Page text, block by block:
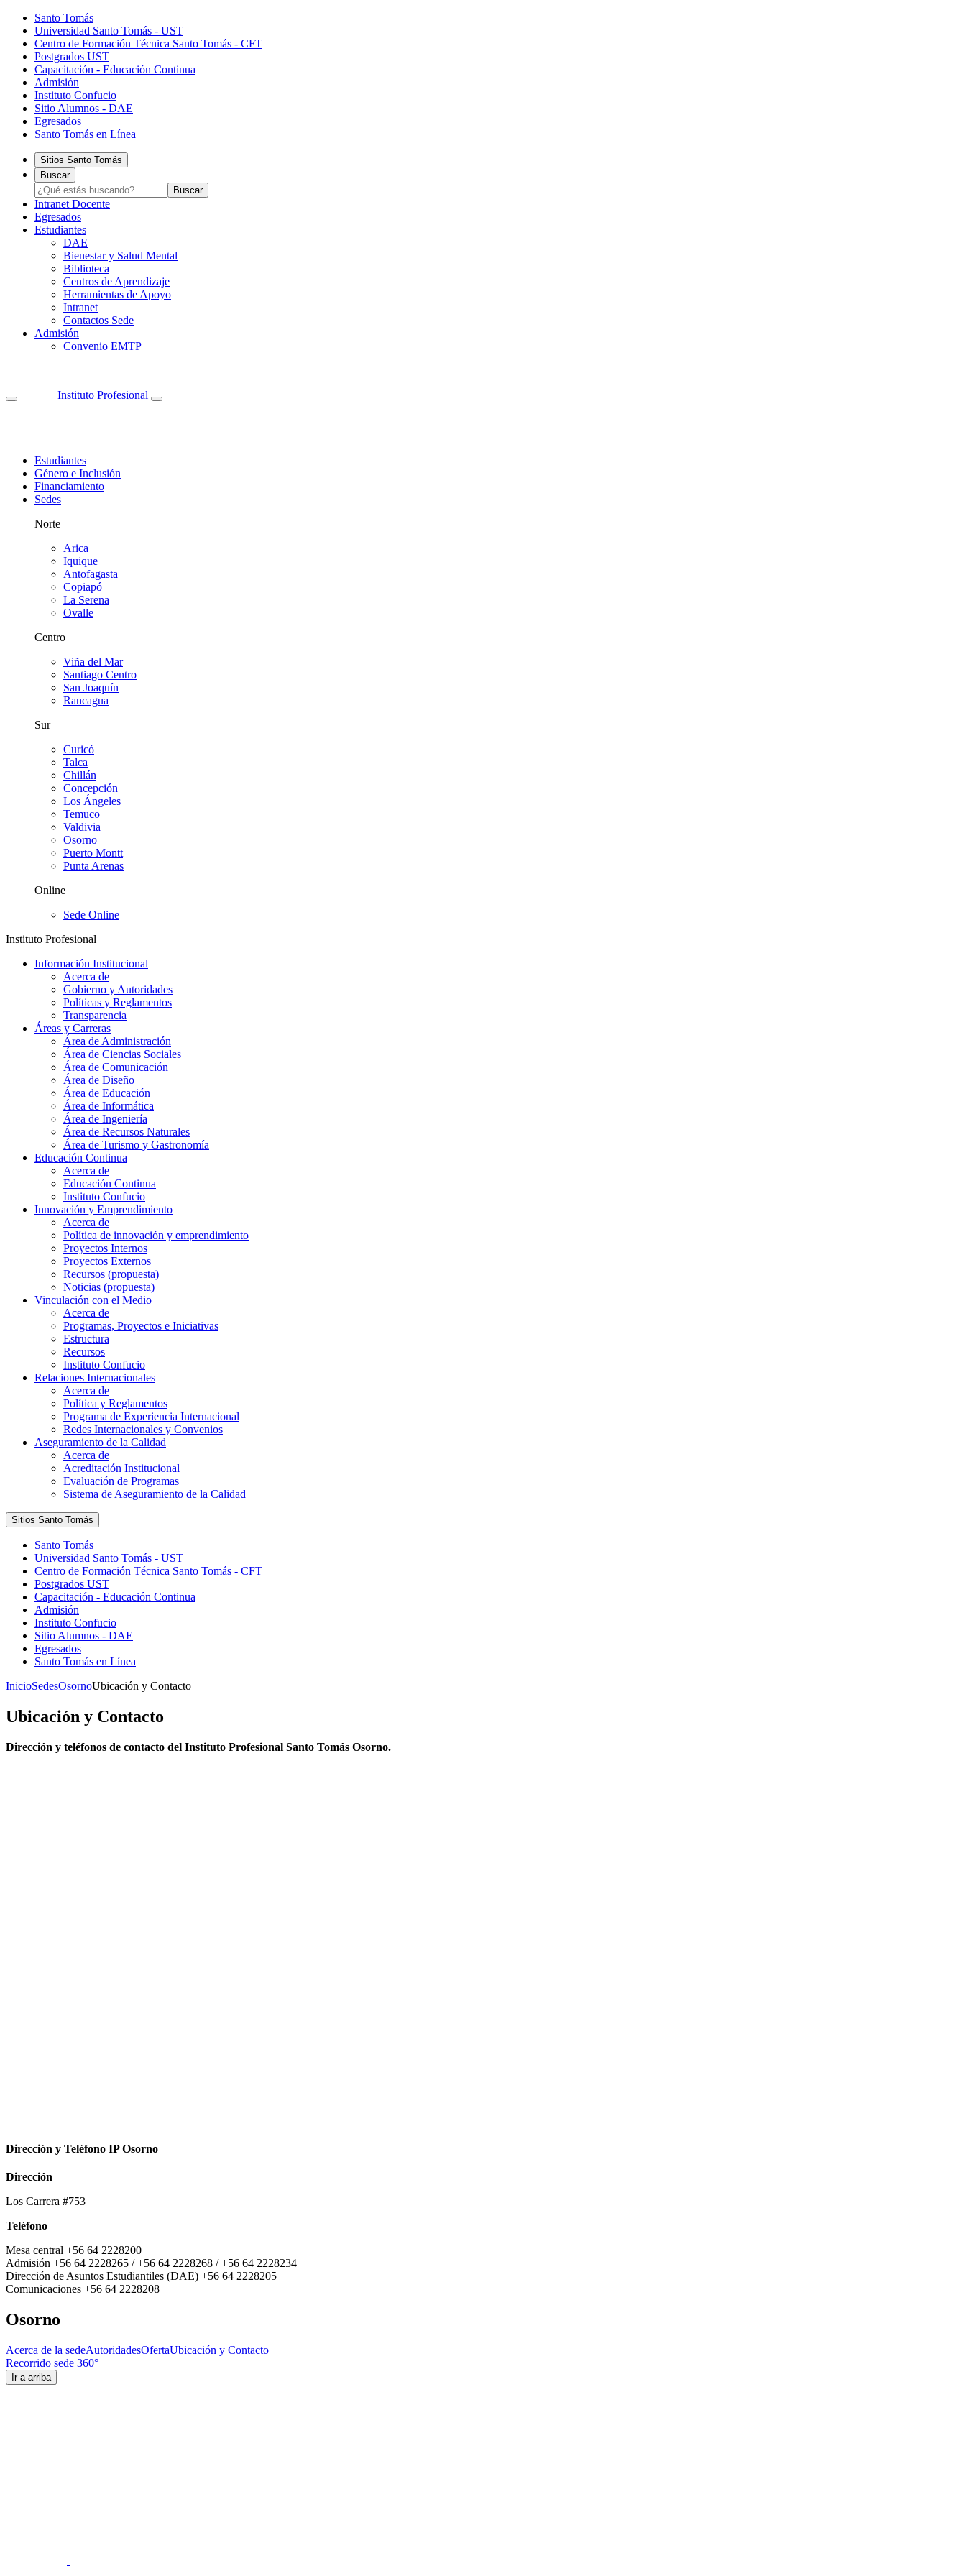
Santo Tomás
Universidad Santo Tomás - UST
Centro de Formación Técnica Santo Tomás - CFT
Postgrados UST
Capacitación - Educación Continua
Admisión
Instituto Confucio
Sitio Alumnos - DAE
Egresados
Santo Tomás en Línea
Sitios Santo Tomás
Buscar
Intranet Docente
Egresados
Estudiantes
DAE
Bienestar y Salud Mental
Biblioteca
Centros de Aprendizaje
Herramientas de Apoyo​
Intranet
Contactos Sede
Admisión
Convenio EMTP
Instituto Profesional
Estudiantes
Género e Inclusión
Financiamiento
Sedes
Norte
Arica
Iquique
Antofagasta
Copiapó
La Serena
Ovalle
Centro
Viña del Mar
Santiago Centro
San Joaquín
Rancagua
Sur
Curicó
Talca
Chillán
Concepción
Los Ángeles
Temuco
Valdivia
Osorno
Puerto Montt
Punta Arenas
Online
Sede Online
Instituto Profesional
Información Institucional
Acerca de
Gobierno y Autoridades​
Políticas y Reglamentos​
Transparencia
Áreas y Carreras
Área de Administración
Área de Ciencias Sociales
Área de Comunicación
Área de Diseño
Área de Educación
Área de Informática
Área de Ingeniería
Área de Recursos Naturales
Área de Turismo y Gastronomía
Educación Continua
Acerca de
Educación Continua
Instituto Confucio
Innovación y Emprendimiento
Acerca de
Política de innovación y emprendimiento
Proyectos Internos
Proyectos Externos
Recursos (propuesta)
Noticias (propuesta)
Vinculación con el Medio
Acerca de
Programas, Proyectos e Iniciativas
Estructura
Recursos
Instituto Confucio
Relaciones Internacionales
Acerca de
Política y Reglamentos
Programa de Experiencia Internacional
Redes Internacionales y Convenios
Aseguramiento de la Calidad
Acerca de
Acreditación Institucional
Evaluación de Programas
Sistema de Aseguramiento de la Calidad
Sitios Santo Tomás
Santo Tomás
Universidad Santo Tomás - UST
Centro de Formación Técnica Santo Tomás - CFT
Postgrados UST
Capacitación - Educación Continua
Admisión
Instituto Confucio
Sitio Alumnos - DAE
Egresados
Santo Tomás en Línea
InicioSedesOsornoUbicación y Contacto
Ubicación y Contacto
Dirección y teléfonos de contacto del Instituto Profesional Santo Tomás Osorno.
Dirección y Teléfono IP Osorno
Dirección
Los Carrera #753
Teléfono
Mesa central +56 64 2228200
Admisión +56 64 2228265 / +56 64 2228268 / +56 64 2228234
Dirección de Asuntos Estudiantiles (DAE) +56 64 2228205
Comunicaciones +56 64 2228208
Osorno
Acerca de la sedeAutoridadesOfertaUbicación y Contacto
Recorrido sede 360°
Ir a arriba